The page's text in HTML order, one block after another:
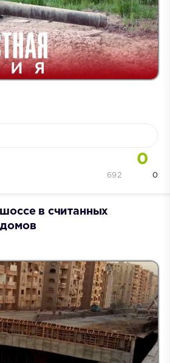
0
0
692
в считанных
домов